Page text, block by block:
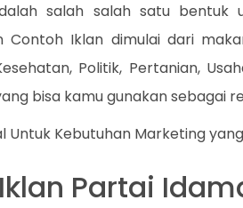
salah salah satu bentuk
Contoh Iklan dimulai dari
Politik, Pertanian,
bisa kamu gunakan sebagai
Untuk Kebutuhan Marketing
Partai